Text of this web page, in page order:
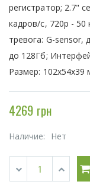
регистратор; 2.7"
кадров/с, 720р -
тревога: G-sensor,
до 128Гб;
Размер: 102x54x39
4269 грн
Наличие: Нет